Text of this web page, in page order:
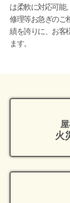
は柔軟に対応可能
修理等お急ぎのご
績を誇りに、お客
ます。
火